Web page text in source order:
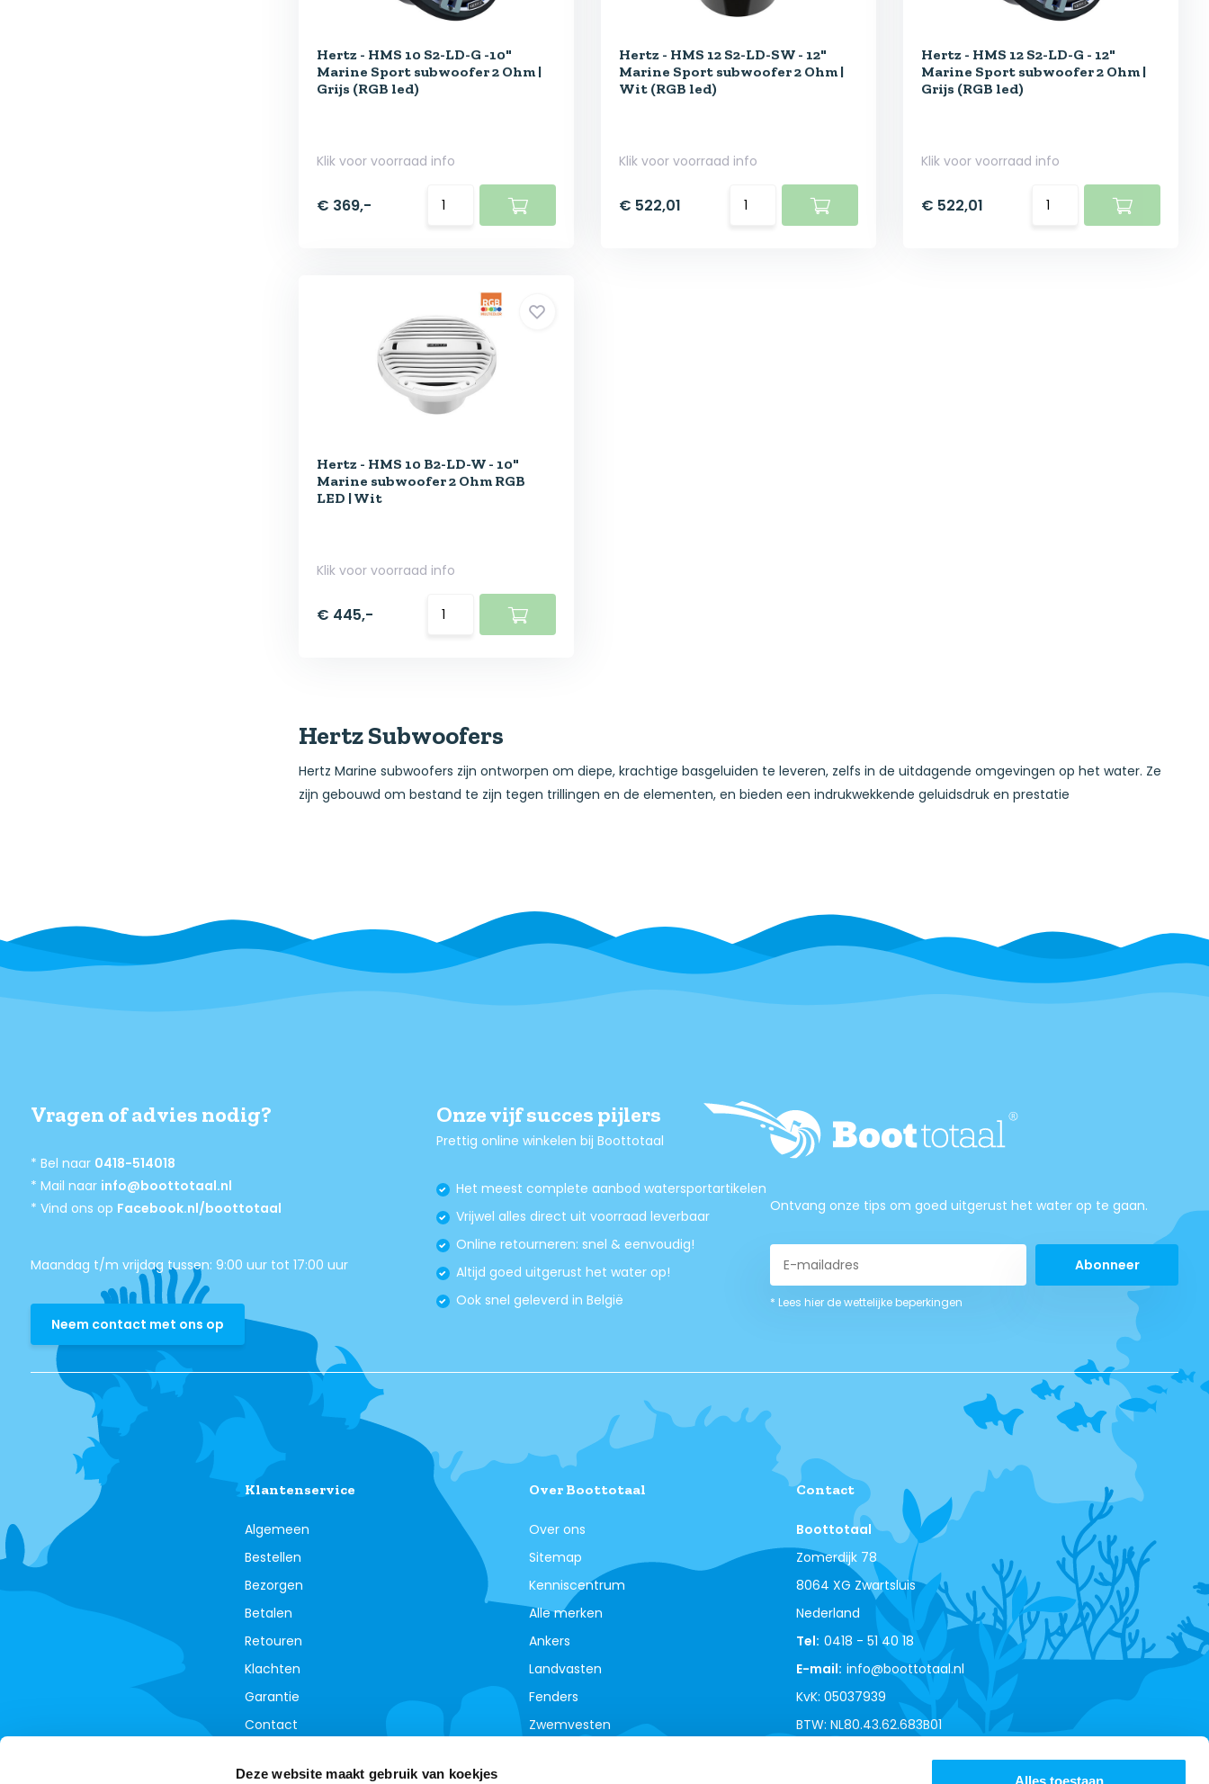
Deze website maakt gebruik van koekjes Alles toestaan
Hertz - HMS 10 S2-LD-G -10"
Marine Sport subwoofer 2 Ohm |
Grijs (RGB led)
Klik voor voorraad info
€ 369,-
Hertz - HMS 12 S2-LD-SW - 12"
Marine Sport subwoofer 2 Ohm |
Wit (RGB led)
Klik voor voorraad info
€ 522,01
Hertz - HMS 12 S2-LD-G - 12"
Marine Sport subwoofer 2 Ohm |
Grijs (RGB led)
Klik voor voorraad info
€ 522,01
Hertz - HMS 10 B2-LD-W - 10"
Marine subwoofer 2 Ohm RGB
LED | Wit
Klik voor voorraad info
€ 445,-
Hertz Subwoofers
Hertz Marine subwoofers zijn ontworpen om diepe, krachtige basgeluiden te leveren, zelfs in de uitdagende omgevingen op het water. Ze
zijn gebouwd om bestand te zijn tegen trillingen en de elementen, en bieden een indrukwekkende geluidsdruk en prestatie
Vragen of advies nodig?
* Bel naar 0418-514018
* Mail naar info@boottotaal.nl
* Vind ons op Facebook.nl/boottotaal
Maandag t/m vrijdag tussen: 9:00 uur tot 17:00 uur
Neem contact met ons op
Onze vijf succes pijlers
Prettig online winkelen bij Boottotaal
Het meest complete aanbod watersportartikelen
Vrijwel alles direct uit voorraad leverbaar
Online retourneren: snel & eenvoudig!
Altijd goed uitgerust het water op!
Ook snel geleverd in België
Ontvang onze tips om goed uitgerust het water op te gaan.
Abonneer
* Lees hier de wettelijke beperkingen
Klantenservice
Algemeen
Bestellen
Bezorgen
Betalen
Retouren
Klachten
Garantie
Contact
Over Boottotaal
Over ons
Sitemap
Kenniscentrum
Alle merken
Ankers
Landvasten
Fenders
Zwemvesten
Contact
Boottotaal
Zomerdijk 78
8064 XG Zwartsluis
Nederland
Tel: 0418 - 51 40 18
E-mail: info@boottotaal.nl
KvK: 05037939
BTW: NL80.43.62.683B01